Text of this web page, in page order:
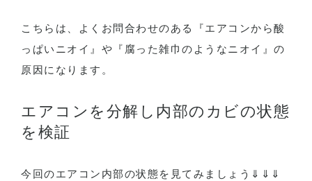
こちらは、よくお問合わせのある『エアコンから酸
っぱいニオイ』や『腐った雑巾のようなニオイ』の
原因になります。
エアコンを分解し内部のカビの状態
を検証
今回のエアコン内部の状態を見てみましょう⇓⇓⇓